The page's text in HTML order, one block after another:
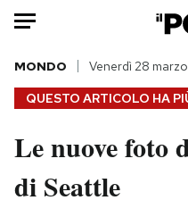
HOME
Italia
Politica
QUESTO ARTICOLO HA
MONDO Venerdì 28
Le nuove foto
di Seattle